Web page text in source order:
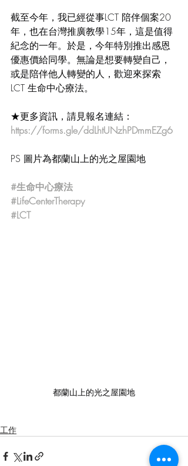
截至今年，我已經從事LCT 陪伴個案20
年，也在台灣推廣教學15年，這是值得
紀念的一年。於是，今年特別推出感恩
優惠價給同學。無論是想要轉變自己，
或是陪伴他人轉變的人，歡迎來探索
LCT 生命中心療法。
★更多資訊，請見報名連結：
https://forms.gle/ddLhtUNzhPDmmEZg6
PS 圖片為都蘭山上的光之屋園地
#生命中心療法
#LifeCenterTherapy
#LCT
都蘭山上的光之屋園地
工作